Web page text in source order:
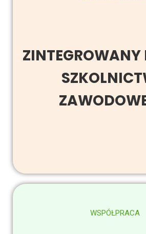
ZINTEGROWANY
WSPÓŁPRACA